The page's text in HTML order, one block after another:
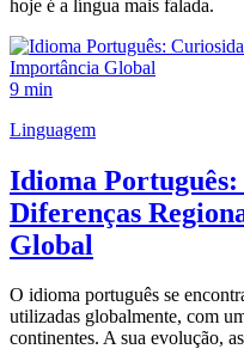
hoje é a língua mais falada.
9 min
Linguagem
Idioma Português:
Diferenças
Global
O idioma português se
utilizadas globalmente, com
continentes. A sua evolução,